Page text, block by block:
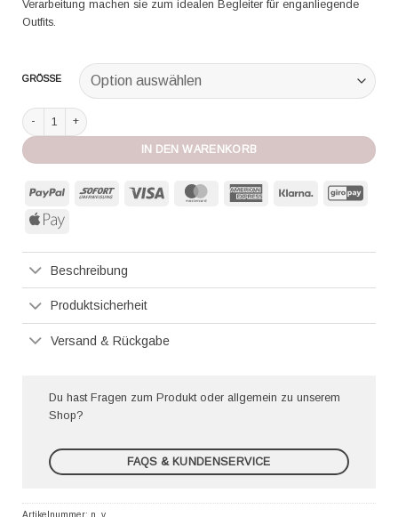
Verarbeitung machen sie zum idealen Begleiter für enganliegende
Outfits.
GRÖSSE
Simone Perele Shape Short Essentiel black Menge
IN DEN WARENKORB
PayPal Sofort MasterCard American
Klarna
Apple
Beschreibung
Produktsicherheit
Versand & Rückgabe
Du hast Fragen zum Produkt oder allgemein zu unserem
Shop?
FAQS & KUNDENSERVICE
Artikelnummer: n. v.